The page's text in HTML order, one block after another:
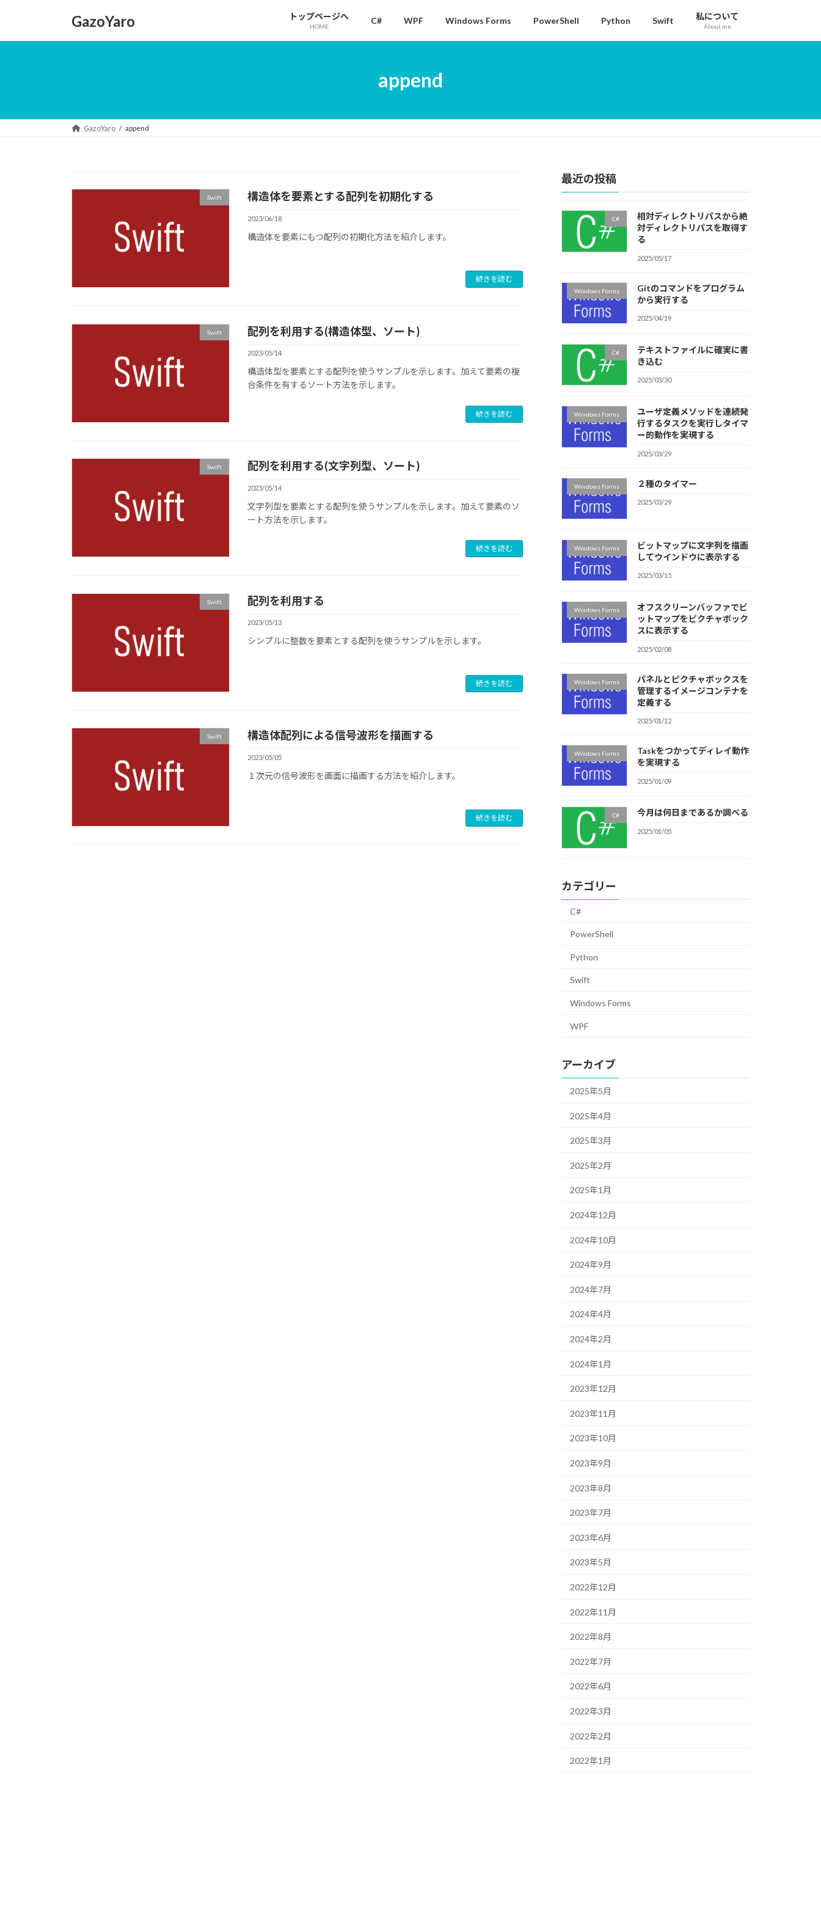
GazoYaro トップページへ
HOME
C# WPF Windows Forms PowerShell Python Swift 私について
About me
append
GazoYaro append
Swift 構造体を要素とする配列を初期化する
2023/06/18
構造体を要素にもつ配列の初期化方法を紹介します。
続きを読む
Swift 配列を利用する(構造体型、ソート)
2023/05/14
構造体型を要素とする配列を使うサンプルを示します。加えて要素の複
合条件を有するソート方法を示します。
続きを読む
Swift 配列を利用する(文字列型、ソート)
2023/05/14
文字列型を要素とする配列を使うサンプルを示します。加えて要素のソ
ート方法を示します。
続きを読む
Swift 配列を利用する
2023/05/13
シンプルに整数を要素とする配列を使うサンプルを示します。
続きを読む
Swift 構造体配列による信号波形を描画する
2023/05/05
１次元の信号波形を画面に描画する方法を紹介します。
続きを読む
最近の投稿
C#
相対ディレクトリパスから絶
対ディレクトリパスを取得す
る
2025/05/17
Windows Forms
Gitのコマンドをプログラム
から実行する
2025/04/19
C#
テキストファイルに確実に書
き込む
2025/03/30
Windows Forms
ユーザ定義メソッドを連続発
行するタスクを実行しタイマ
ー的動作を実現する
2025/03/29
Windows Forms ２種のタイマー
2025/03/29
Windows Forms
ビットマップに文字列を描画
してウインドウに表示する
2025/03/15
Windows Forms
オフスクリーンバッファでビ
ットマップをピクチャボック
スに表示する
2025/02/08
Windows Forms
パネルとピクチャボックスを
管理するイメージコンテナを
定義する
2025/01/12
Windows Forms
Taskをつかってディレイ動作
を実現する
2025/01/09
C# 今月は何日まであるか調べる
2025/01/05
カテゴリー
C#
PowerShell
Python
Swift
Windows Forms
WPF
アーカイブ
2025年5月
2025年4月
2025年3月
2025年2月
2025年1月
2024年12月
2024年10月
2024年9月
2024年7月
2024年4月
2024年2月
2024年1月
2023年12月
2023年11月
2023年10月
2023年9月
2023年8月
2023年7月
2023年6月
2023年5月
2022年12月
2022年11月
2022年8月
2022年7月
2022年6月
2022年3月
2022年2月
2022年1月